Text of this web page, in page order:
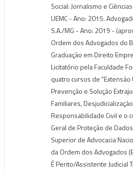
Social: Jornalismo e
UEMC - Ano: 2015.
S.A./MG - Ano: 2019 -
Ordem dos Advogados do
Graduação em Direito
Licitatório pela Faculdade
quatro cursos de
Prevenção e Solução
Familiares,
Responsabilidade Civil e o
Geral de Proteção de
Superior de Advocacia
da Ordem dos Advogados
É Perito/Assistente Judicial